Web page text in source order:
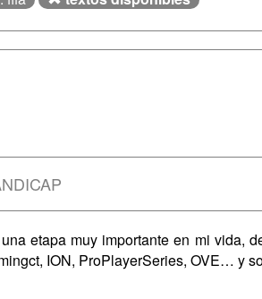
etapa muy importante en mi vida,
ION, ProPlayerSeries, OVE… y